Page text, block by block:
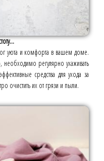
уюта и комфорта в вашем доме.
необходимо регулярно ухаживать
средства для ухода за
очистить их от грязи и пыли.